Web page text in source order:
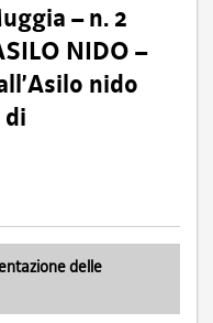
– n. 2
NIDO –
nido
di
delle